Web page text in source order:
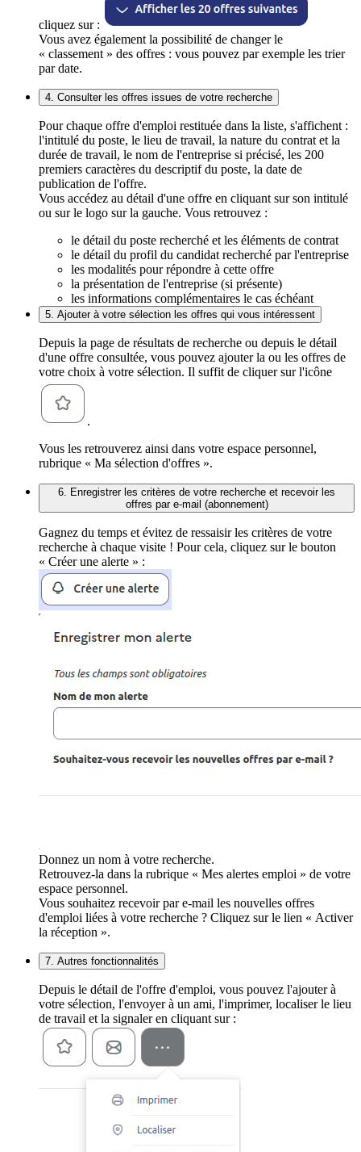
cliquez sur :
Vous avez également la possibilité de changer le
« classement » des offres : vous pouvez par exemple les trier
par date.
4. Consulter les offres issues de votre recherche
Pour chaque offre d'emploi restituée dans la liste, s'affichent :
l'intitulé du poste, le lieu de travail, la nature du contrat et la
durée de travail, le nom de l'entreprise si précisé, les 200
premiers caractères du descriptif du poste, la date de
publication de l'offre.
Vous accédez au détail d'une offre en cliquant sur son intitulé
ou sur le logo sur la gauche. Vous retrouvez :
le détail du poste recherché et les éléments de contrat
le détail du profil du candidat recherché par l'entreprise
les modalités pour répondre à cette offre
la présentation de l'entreprise (si présente)
les informations complémentaires le cas échéant
5. Ajouter à votre sélection les offres qui vous intéressent
Depuis la page de résultats de recherche ou depuis le détail
d'une offre consultée, vous pouvez ajouter la ou les offres de
votre choix à votre sélection. Il suffit de cliquer sur l'icône
.
Vous les retrouverez ainsi dans votre espace personnel,
rubrique « Ma sélection d'offres ».
6. Enregistrer les critères de votre recherche et recevoir les
offres par e-mail (abonnement)
Gagnez du temps et évitez de ressaisir les critères de votre
recherche à chaque visite ! Pour cela, cliquez sur le bouton
« Créer une alerte » :
Donnez un nom à votre recherche.
Retrouvez-la dans la rubrique « Mes alertes emploi » de votre
espace personnel.
Vous souhaitez recevoir par e-mail les nouvelles offres
d'emploi liées à votre recherche ? Cliquez sur le lien « Activer
la réception ».
7. Autres fonctionnalités
Depuis le détail de l'offre d'emploi, vous pouvez l'ajouter à
votre sélection, l'envoyer à un ami, l'imprimer, localiser le lieu
de travail et la signaler en cliquant sur :